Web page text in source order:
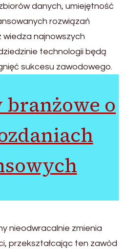
danych, umiejętność
rozwiązań
najnowszych
technologii będą
sukcesu zawodowego.
o
nieodwracalnie zmienia
przekształcając ten zawód